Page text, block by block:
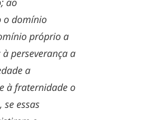
o domínio
próprio a
perseverança a
a
à fraternidade o
essas